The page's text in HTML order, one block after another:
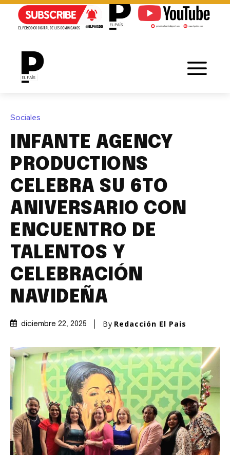
Sociales
INFANTE AGENCY
PRODUCTIONS
CELEBRA SU 6TO
ANIVERSARIO CON
ENCUENTRO DE
TALENTOS Y
CELEBRACIÓN
NAVIDEÑA
diciembre 22, 2025 By Redacción El Pais